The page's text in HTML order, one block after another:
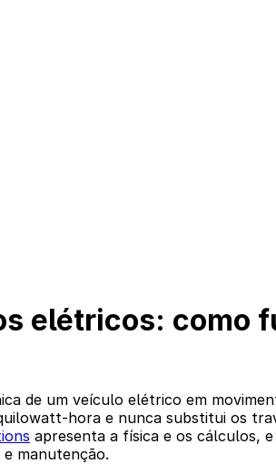
elétricos: como
de um veículo elétrico em
hora e nunca substitui os
apresenta a física e os cálculos, e
manutenção.